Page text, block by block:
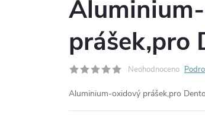
prášek,pro
Neohodnoceno
Aluminium-oxidový prášek,pro